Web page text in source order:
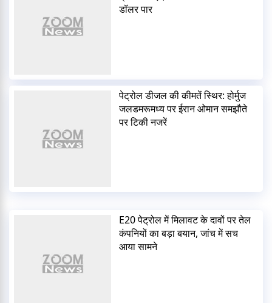
डॉलर पार
पेट्रोल डीजल की कीमतें स्थिर: होर्मुज
जलडमरूमध्य पर ईरान ओमान समझौते
पर टिकी नजरें
E20 पेट्रोल में मिलावट के दावों पर तेल
कंपनियों का बड़ा बयान, जांच में सच
आया सामने